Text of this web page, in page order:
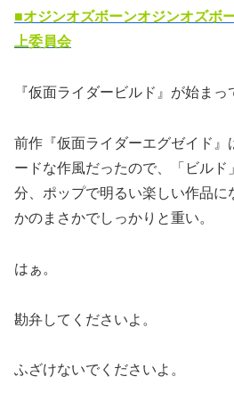
■オジンオズボーンオジンオズボ
上委員会
『仮面ライダービルド』が始まっ
前作『仮面ライダーエグゼイド』
ードな作風だったので、「ビルド
分、ポップで明るい楽しい作品に
かのまさかでしっかりと重い。
はぁ。
勘弁してくださいよ。
ふざけないでくださいよ。